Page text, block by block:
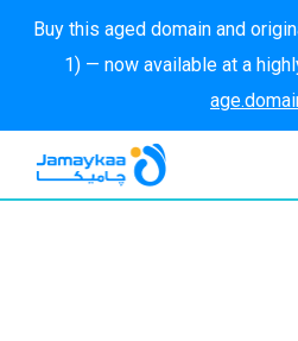
Buy this aged domain and
1) — now available at a